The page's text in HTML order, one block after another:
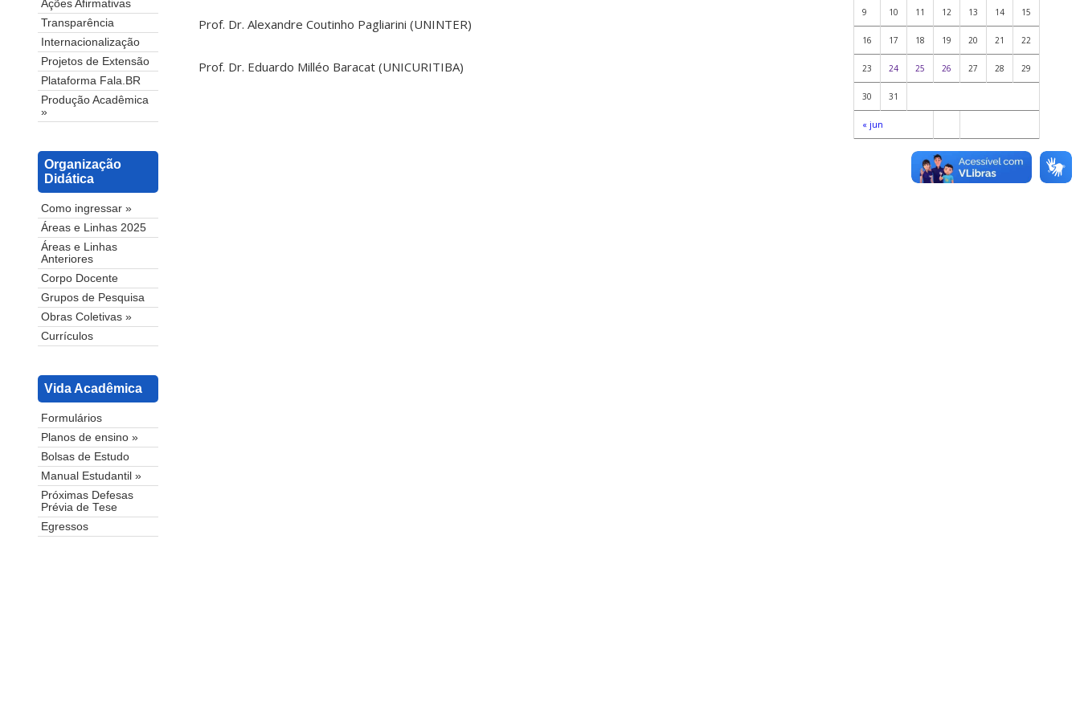
Ações Afirmativas
Transparência
Internacionalização
Projetos de Extensão
Plataforma Fala.BR
Produção Acadêmica
»
Organização
Didática
Como ingressar »
Áreas e Linhas 2025
Áreas e Linhas
Anteriores
Corpo Docente
Grupos de Pesquisa
Obras Coletivas »
Currículos
Vida Acadêmica
Formulários
Planos de ensino »
Bolsas de Estudo
Manual Estudantil »
Próximas Defesas
Prévia de Tese
Egressos
Prof. Dr. Alexandre Coutinho Pagliarini (UNINTER)
Prof. Dr. Eduardo Milléo Baracat (UNICURITIBA)
« jun
9 10 11 12 13 14 15
16 17 18 19 20 21 22
23 24 25 26 27 28 29
30 31